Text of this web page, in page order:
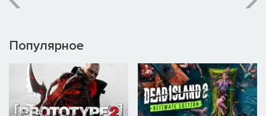
Популярное